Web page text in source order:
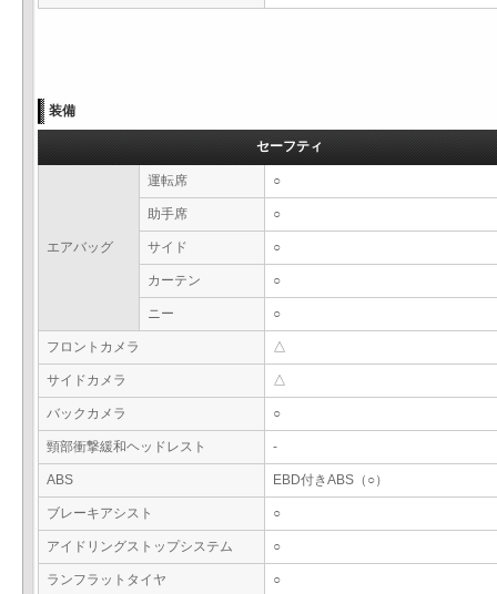
装備
セーフティ
エアバッグ
運転席 ○
助手席 ○
サイド ○
カーテン ○
ニー ○
フロントカメラ △
サイドカメラ △
バックカメラ ○
頸部衝撃緩和ヘッドレスト -
ABS EBD付きABS（○）
ブレーキアシスト ○
アイドリングストップシステム ○
ランフラットタイヤ ○